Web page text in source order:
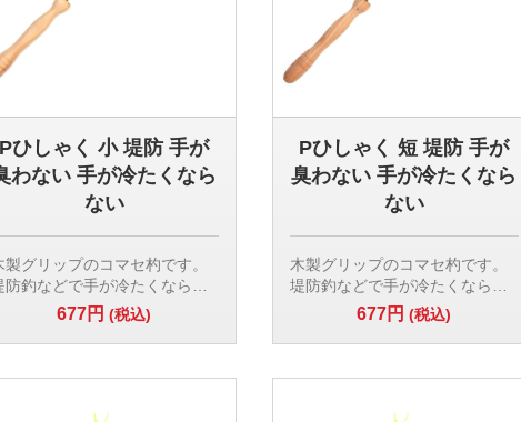
モノフィラ
Pひしゃく 小 堤防 手が
わない 手が冷たくなら
ない
製グリップのコマセ杓です。
防釣などで手が冷たくならず
利です。サイズ:(全長)55cm,
ャフト)約28cm
材:(カップ)プラスチック,(シャ
検索用ワード】
677円(税込)
Pひしゃく 短 堤防 手が
臭わない 手が冷たくなら
ない
木製グリップのコマセ杓です。
堤防釣などで手が冷たくならず
便利です。サイズ:(全長)55cm,
(シャフト)約30cm
素材:(カップ)プラスチック,(シャ
【検索用ワード】
677円(税込)